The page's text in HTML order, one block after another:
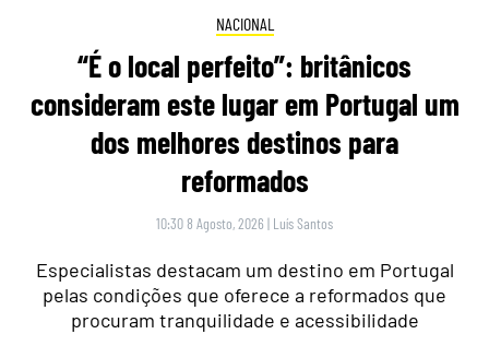
NACIONAL
“É o local perfeito”: britânicos
consideram este lugar em Portugal um
dos melhores destinos para
reformados
10:30 8 Agosto, 2026 | Luís Santos
Especialistas destacam um destino em Portugal
pelas condições que oferece a reformados que
procuram tranquilidade e acessibilidade